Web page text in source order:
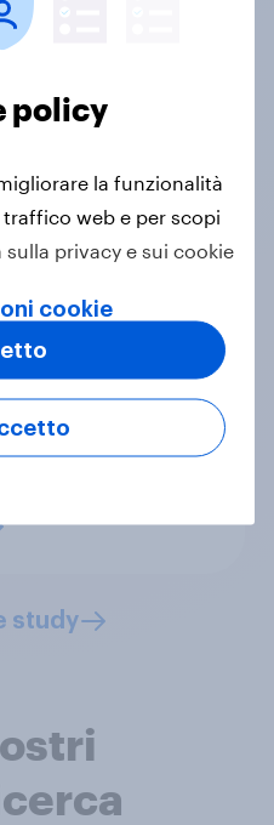
reach and
which
their data
into our data
in
world."
Data &
Havas Media
study
policy
la funzionalità
web e per scopi
privacy e sui cookie
cookie